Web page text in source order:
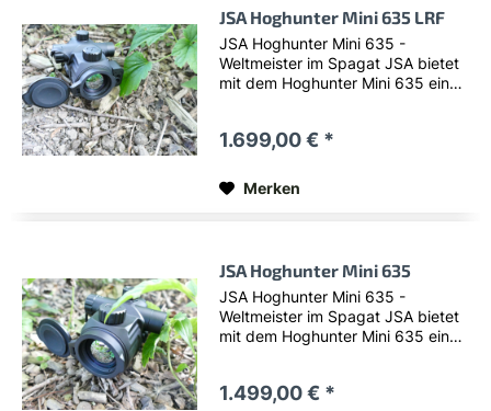
JSA Hoghunter Mini 635 LRF
JSA Hoghunter Mini 635 -
Weltmeister im Spagat JSA bietet
mit dem Hoghunter Mini 635 ein
gleichwertigen Geräte anderer
deutlich teurer, noch...
1.699,00 € *
Merken
JSA Hoghunter Mini 635
JSA Hoghunter Mini 635 -
Weltmeister im Spagat JSA bietet
mit dem Hoghunter Mini 635 ein
gleichwertigen Geräte anderer
1.499,00 € *